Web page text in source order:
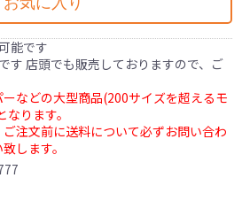
能です
す 店頭でも販売しておりますので、ご
などの大型商品(200サイズを超えるモ
ります。
注文前に送料について必ずお問い合わ
します。